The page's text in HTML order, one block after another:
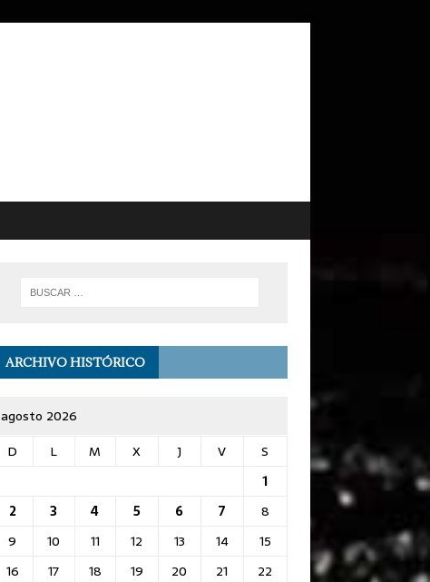
ARCHIVO HISTÓRICO
agosto 2026
D
L M X J V
S
1
2
3 4 5 6 7
8
9
10 11 12 13 14
15
16
17 18 19 20 21
22